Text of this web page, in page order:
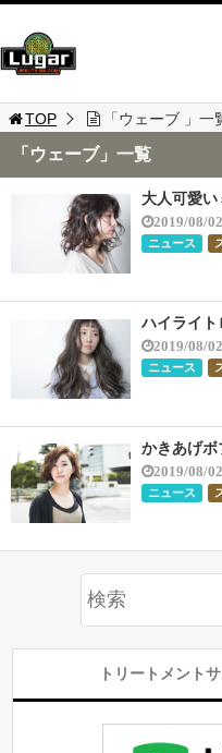
TOP 「ウェーブ 」一
「ウェーブ」一覧
大人可愛い
2019/08/02
ニュース
ハイライト
2019/08/02
ニュース
かきあげボ
2019/08/02
ニュース
トリートメント